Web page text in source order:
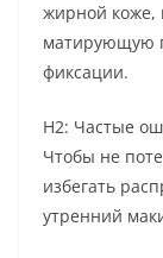
жирной коже,
матирующую
фиксации.
H2: Частые
Чтобы не
избегать
утренний